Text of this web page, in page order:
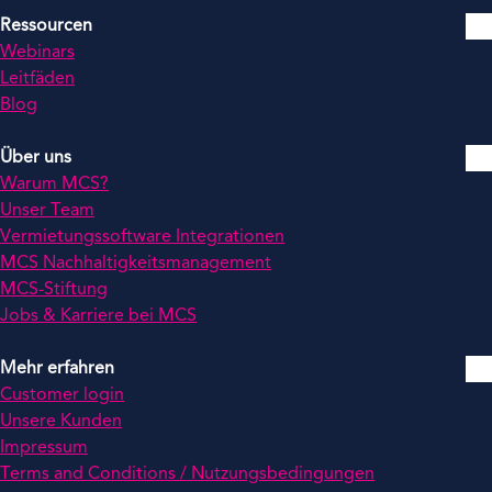
Ressourcen
Webinars
Leitfäden
Blog
Über uns
Warum MCS?
Unser Team
Vermietungssoftware Integrationen
MCS Nachhaltigkeitsmanagement
MCS-Stiftung
Jobs & Karriere bei MCS
Mehr erfahren
Customer login
Unsere Kunden
Impressum
Terms and Conditions / Nutzungsbedingungen